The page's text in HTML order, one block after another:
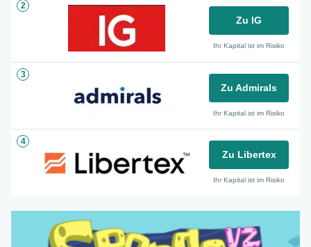
2
Zu IG
Ihr Kapital ist im Risiko
3
Zu Admirals
Ihr Kapital ist im Risiko
4
Zu Libertex
Ihr Kapital ist im Risiko